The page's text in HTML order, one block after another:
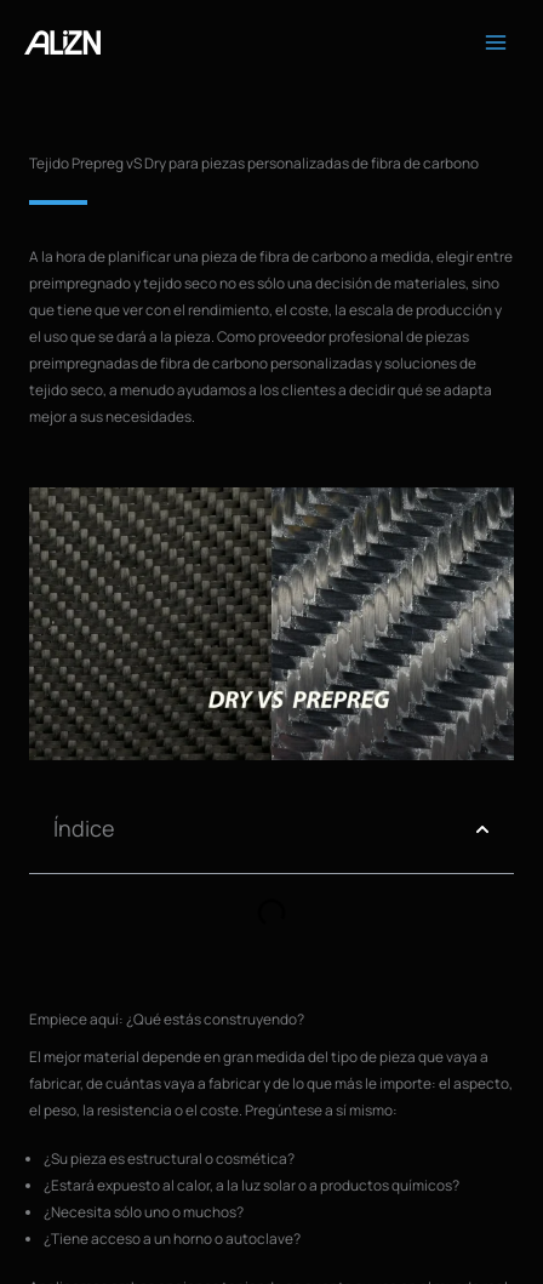
Tejido Prepreg vS Dry para piezas personalizadas de fibra de carbono
A la hora de planificar una pieza de fibra de carbono a medida, elegir entre
preimpregnado y tejido seco no es sólo una decisión de materiales, sino
que tiene que ver con el rendimiento, el coste, la escala de producción y
el uso que se dará a la pieza. Como proveedor profesional de piezas
preimpregnadas de fibra de carbono personalizadas y soluciones de
tejido seco, a menudo ayudamos a los clientes a decidir qué se adapta
mejor a sus necesidades.
Índice
Empiece aquí: ¿Qué estás construyendo?
El mejor material depende en gran medida del tipo de pieza que vaya a
fabricar, de cuántas vaya a fabricar y de lo que más le importe: el aspecto,
el peso, la resistencia o el coste. Pregúntese a sí mismo:
¿Su pieza es estructural o cosmética?
¿Estará expuesto al calor, a la luz solar o a productos químicos?
¿Necesita sólo uno o muchos?
¿Tiene acceso a un horno o autoclave?